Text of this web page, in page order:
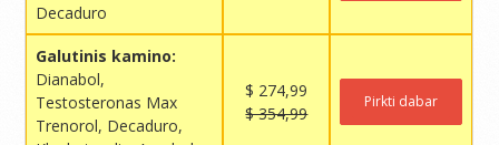
Decaduro
Galutinis kamino:
Dianabol,
Testosteronas Max
Trenorol, Decaduro,
$ 274,99
$ 354,99
Pirkti dabar